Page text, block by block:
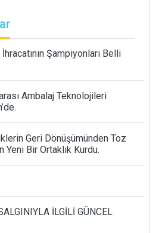
Şampiyonları Belli
Ambalaj Teknolojileri
Geri Dönüşümünden Toz
Yeni Bir Ortaklık Kurdu.
İLGİLİ GÜNCEL